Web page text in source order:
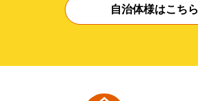
自治体様はこちら